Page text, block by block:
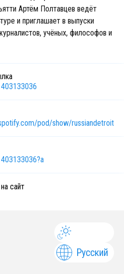
Артём Полтавцев ведёт
и приглашает в выпуски
учёных, философов и
pod/show/russiandetroit
сайт
Русский